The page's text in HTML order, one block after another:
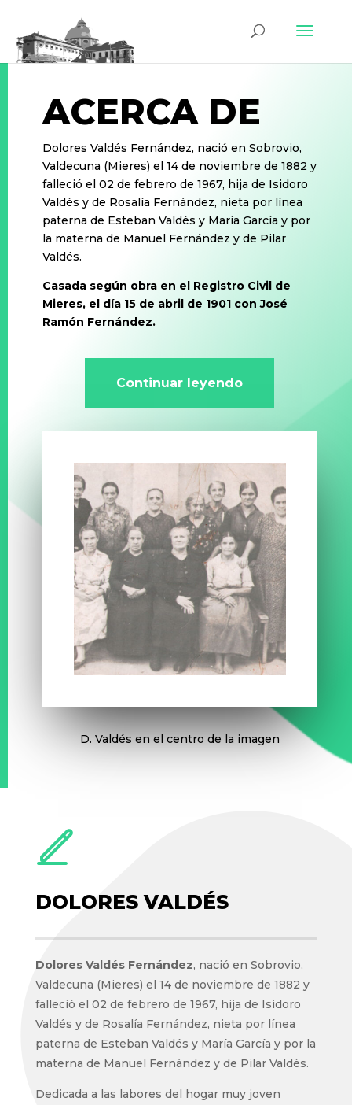
ACERCA DE
Dolores Valdés Fernández, nació en Sobrovio,
Valdecuna (Mieres) el 14 de noviembre de 1882 y
falleció el 02 de febrero de 1967, hija de Isidoro
Valdés y de Rosalía Fernández, nieta por línea
paterna de Esteban Valdés y María García y por
la materna de Manuel Fernández y de Pilar
Valdés.
Casada según obra en el Registro Civil de
Mieres, el día 15 de abril de 1901 con José
Ramón Fernández.
Continuar leyendo
D. Valdés en el centro de la imagen
DOLORES VALDÉS
Dolores Valdés Fernández, nació en Sobrovio,
Valdecuna (Mieres) el 14 de noviembre de 1882 y
falleció el 02 de febrero de 1967, hija de Isidoro
Valdés y de Rosalía Fernández, nieta por línea
paterna de Esteban Valdés y María García y por la
materna de Manuel Fernández y de Pilar Valdés.
Dedicada a las labores del hogar muy joven